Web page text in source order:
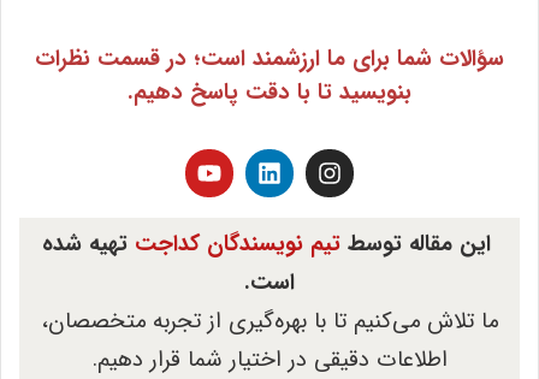
سؤالات شما برای ما ارزشمند است؛ در قسمت نظرات
بنویسید تا با دقت پاسخ دهیم.
این مقاله توسطتیم نویسندگان کداجتتهیه شده
است.
ما تلاش می‌کنیم تا با بهره‌گیری از تجربه متخصصان،
اطلاعات دقیقی در اختیار شما قرار دهیم.